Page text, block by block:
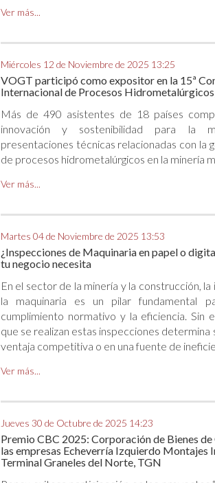
Ver más...
Miércoles 12 de Noviembre de 2025 13:25
VOGT participó como expositor en la 15ª
Internacional de Procesos
Más de 490 asistentes de 18 países
innovación y sostenibilidad para la
presentaciones técnicas relacionadas con la
de procesos hidrometalúrgicos en la minería
Ver más...
Martes 04 de Noviembre de 2025 13:53
¿Inspecciones de Maquinaria en papel o
tu negocio necesita
En el sector de la minería y la construcción,
la maquinaria es un pilar fundamental
cumplimiento normativo y la eficiencia. Sin
que se realizan estas inspecciones determina
ventaja competitiva o en una fuente de
Ver más...
Jueves 30 de Octubre de 2025 14:23
Premio CBC 2025: Corporación de Bienes
las empresas Echeverría Izquierdo Montajes
Terminal Graneles del Norte, TGN